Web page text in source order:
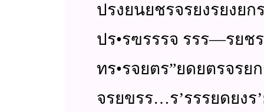
ปรงยนยชรจรยงรยงย
ปร•รฃรรรจ รรร—รยชร
ทร•รจยตร”ยดยตรจรย
จรยขรร…ร’รรรยดยง